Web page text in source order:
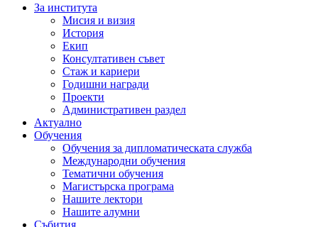
За института
Мисия и визия
История
Екип
Консултативен съвет
Стаж и кариери
Годишни награди
Проекти
Административен раздел
Актуално
Обучения
Обучения за дипломатическата служба
Международни обучения
Тематични обучения
Магистърска програма
Нашите лектори
Нашите алумни
Събития